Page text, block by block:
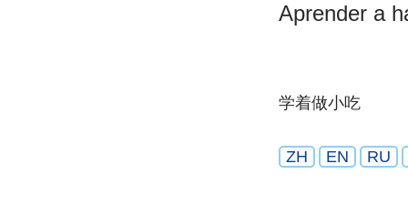
Aprender a
学着做小吃
ZH EN RU